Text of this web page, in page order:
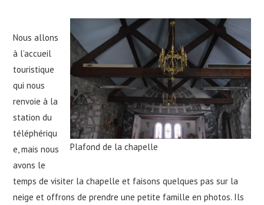
Plafond de la chapelle
Nous allons
à l’accueil
touristique
qui nous
renvoie à la
station du
téléphériqu
e, mais nous
avons le
temps de visiter la chapelle et faisons quelques pas sur la
neige et offrons de prendre une petite famille en photos. Ils